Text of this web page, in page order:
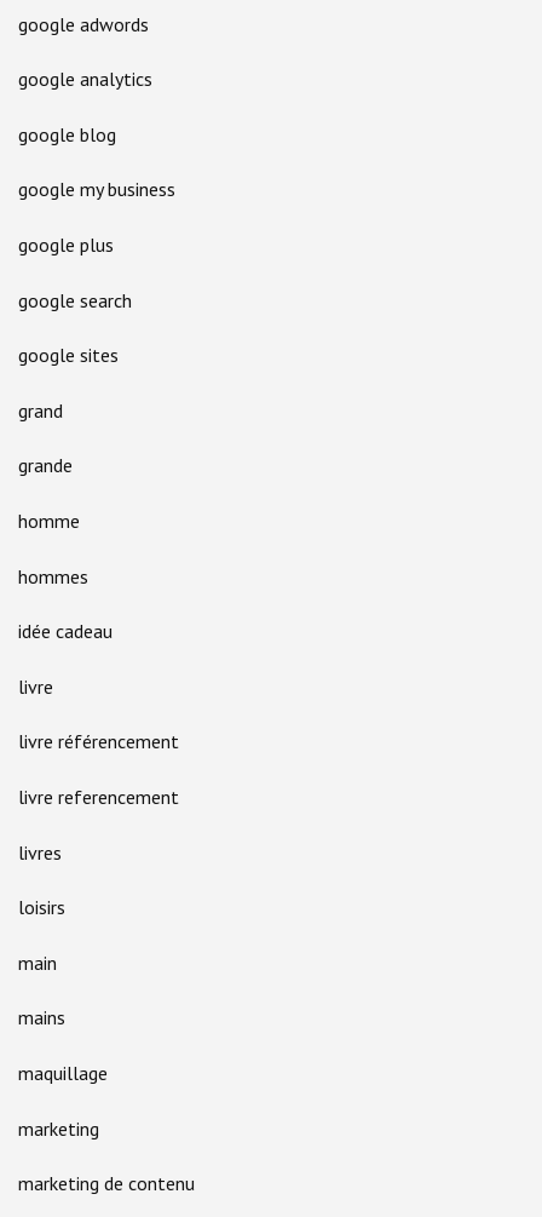
google adwords
google analytics
google blog
google my business
google plus
google search
google sites
grand
grande
homme
hommes
idée cadeau
livre
livre référencement
livre referencement
livres
loisirs
main
mains
maquillage
marketing
marketing de contenu